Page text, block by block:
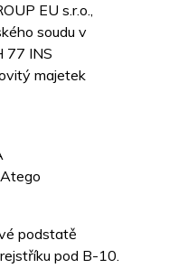
EU s.r.o.,
soudu v
77 INS
majetek
podstatě
pod B-10.